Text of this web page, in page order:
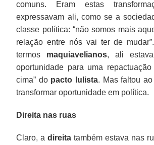
comuns. Eram estas
expressavam ali, como se a
classe política: “não somos mais
relação entre nós vai ter de
termos maquiavelianos, ali
oportunidade para uma
cima” do pacto lulista. Mas faltou ao
transformar oportunidade em política.
Direita nas ruas
Claro, adireita também estava nas